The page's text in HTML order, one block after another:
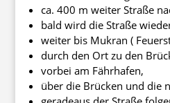
ca. 400 m weiter Straße
bald wird die Straße
weiter bis Mukran (
durch den Ort zu den
vorbei am Fährhafen,
über die Brücken und die